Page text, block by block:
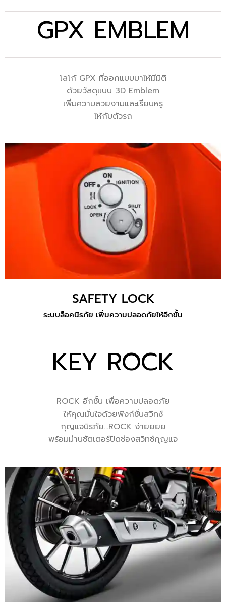
GPX EMBLEM
โลโก้ GPX ที่ออกแบบมาให้มีมิติ
ด้วยวัสดุแบบ 3D Emblem
เพิ่มความสวยงามและเรียบหรู
ให้กับตัวรถ
SAFETY LOCK
ระบบล็อคนิรภัย เพิ่มความปลอดภัยให้อีกขั้น
KEY ROCK
ROCK อีกชั้น เพื่อความปลอดภัย
ให้คุณมั่นใจด้วยฟังก์ชั่นสวิทซ์
กุญแจนิรภัย…ROCK ง่ายยยย
พร้อมม่านซัตเตอร์ปิดช่องสวิทซ์กุญแจ